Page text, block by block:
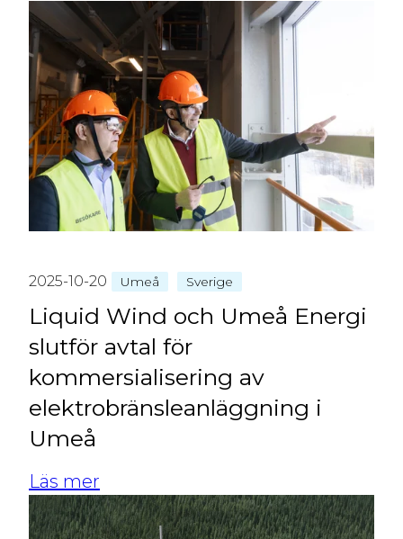
2025-10-20 Umeå Sverige
Liquid Wind och Umeå Energi
slutför avtal för
kommersialisering av
elektrobränsleanläggning i
Umeå
Läs mer